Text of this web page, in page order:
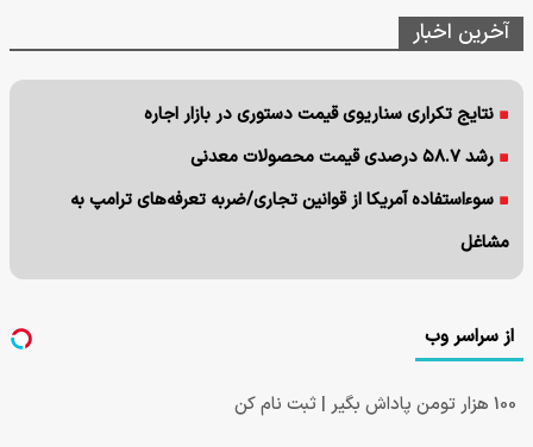
آخرین اخبار
نتایج تکراری سناریوی قیمت دستوری در بازار اجاره
رشد ۵۸.۷ درصدی قیمت محصولات معدنی
سوءاستفاده آمریکا از قوانین تجاری/ضربه تعرفه‌های ترامپ به
مشاغل
از سراسر وب
100 هزار تومن پاداش بگیر | ثبت نام کن